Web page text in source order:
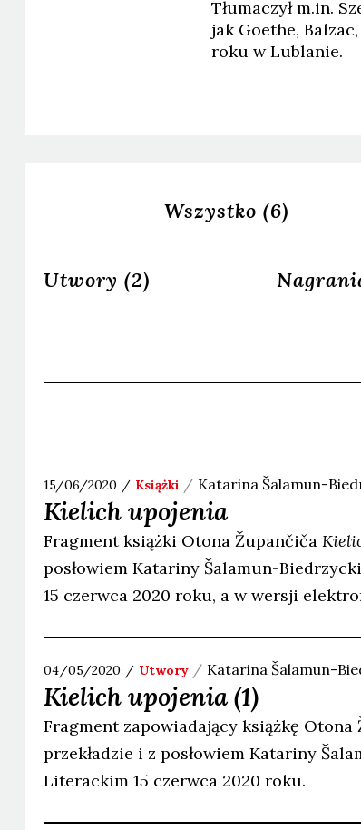
Tłumaczył m.in.
jak Goethe,
roku w Lublanie.
Wszystko (6)
Utwory (2)
15/06/2020 Książki KatarinaŠalamun-
Kielich upojenia
Fragment książki Otona Župančiča
posłowiem Katariny Šalamun-
15 czerwca 2020 roku, a w wersji
04/05/2020 Utwory KatarinaŠalamun-
Kielich upojenia (1)
Fragment zapowiadający książkę Otona
przekładzie i z posłowiem Katariny
Literackim 15 czerwca 2020 roku.